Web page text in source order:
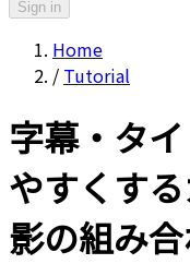
Sign in
Home
/ Tutorial
字幕・タ
やすくす
影の組み